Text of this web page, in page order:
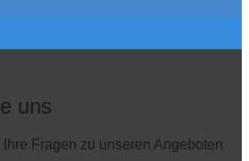
uns
Fragen zu unseren Angeboten